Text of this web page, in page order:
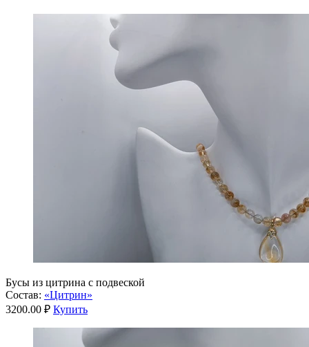
Бусы из цитрина с подвеской
Состав: «Цитрин»
3200.00 ₽ Купить